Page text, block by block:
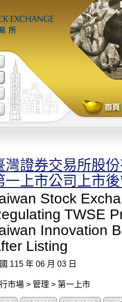
灣證券交易所股
一上市公司上市
Stock
TWSE
Innovation
Listing
115 年 06 月 03 日
市場 > 管理 > 第一上市